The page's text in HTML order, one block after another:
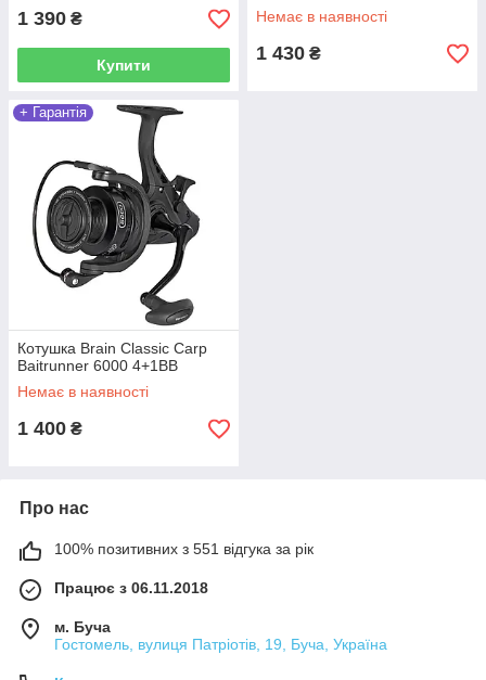
1 390 ₴
Купити
Немає в наявності
1 430 ₴
+ Гарантія
Котушка Brain Classic Carp
Baitrunner 6000 4+1BB
Немає в наявності
1 400 ₴
Про нас
100% позитивних з 551 відгука за рік
Працює з 06.11.2018
м. Буча
Гостомель, вулиця Патріотів, 19, Буча, Україна